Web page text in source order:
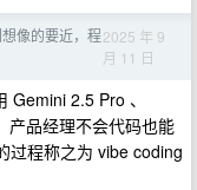
像的要近，程2025 年 9
月 11 日
2.5 Pro 、
产品经理不会代码也能
过程称之为 vibe coding